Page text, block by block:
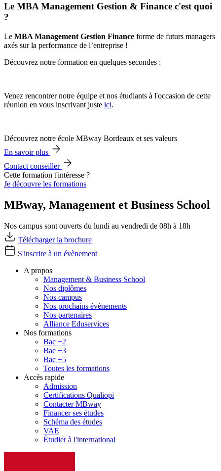
Le MBA Management Gestion & Finance c'est quoi
?
Le MBA Management Gestion Finance forme de futurs managers
axés sur la performance de l’entreprise !
Découvrez notre formation en quelques secondes :
Venez rencontrer notre équipe et nos étudiants à l'occasion de cette
réunion en vous inscrivant juste ici.
Découvrez notre école MBway Bordeaux et ses valeurs
En savoir plus
Contact conseiller
Cette formation t'intéresse ?
Je découvre les formations
MBway, Management et Business School
Nos campus sont ouverts du lundi au vendredi de 08h à 18h
Télécharger la brochure
S'inscrire à un évènement
A propos
Management & Business School
Nos diplômes
Nos campus
Nos prochains évènements
Nos partenaires
Alliance Eduservices
Nos formations
Bac +2
Bac +3
Bac +5
Toutes les formations
Accès rapide
Admission
Certifications Qualiopi
Contacter MBway
Financer ses études
Schéma des études
VAE
Étudier à l'international